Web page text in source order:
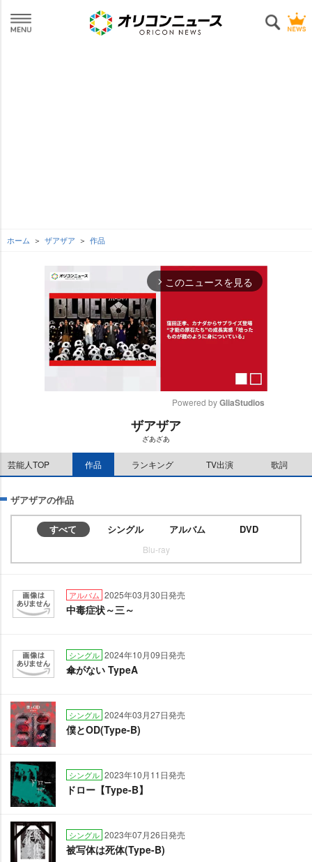
ホーム ザアザア 作品
arrow_forward_ios このニュースを見る
e
Powered by GliaStudios
ザアザア
ざあざあ
芸能人TOP 作品 ランキング TV出演 歌詞
ザアザアの作品
すべて シングル アルバム DVD
Blu-ray
アルバム 2025年03月30日発売
中毒症状～三～
シングル 2024年10月09日発売
傘がない TypeA
シングル 2024年03月27日発売
僕とOD(Type-B)
シングル 2023年10月11日発売
ドロー【Type-B】
シングル 2023年07月26日発売
被写体は死体(Type-B)